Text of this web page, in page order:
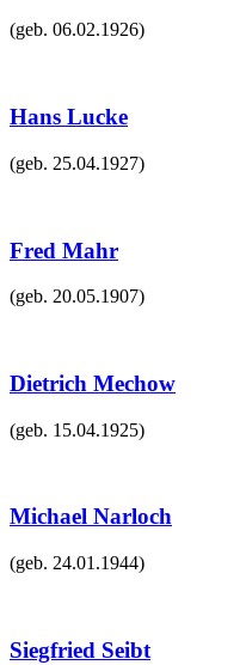
(geb. 06.02.1926)
Hans Lucke
(geb. 25.04.1927)
Fred Mahr
(geb. 20.05.1907)
Dietrich Mechow
(geb. 15.04.1925)
Michael Narloch
(geb. 24.01.1944)
Siegfried Seibt